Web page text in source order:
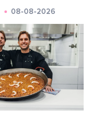
08-08-2026